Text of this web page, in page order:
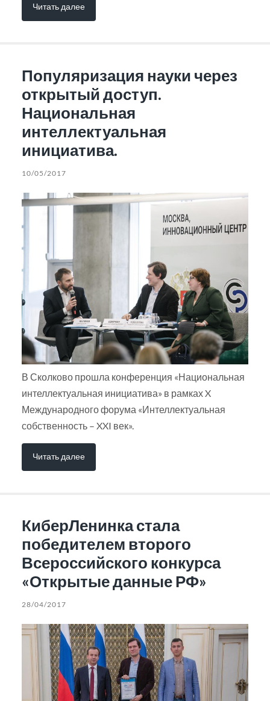
Читать далее
Популяризация науки через
открытый доступ.
Национальная
интеллектуальная
инициатива.
10/05/2017
В Сколково прошла конференция «Национальная
интеллектуальная инициатива» в рамках X
Международного форума «Интеллектуальная
собственность – XXI век».
Читать далее
КиберЛенинка стала
победителем второго
Всероссийского конкурса
«Открытые данные РФ»
28/04/2017